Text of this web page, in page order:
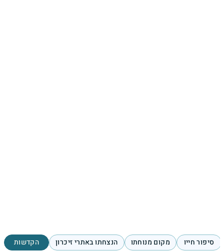
סיפור חייו מקום מנוחתו הנצחתו באתרי זיכרון הקדשות